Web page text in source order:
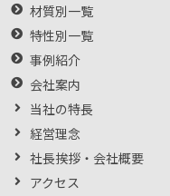
材質別一覧
特性別一覧
事例紹介
会社案内
当社の特長
経営理念
社長挨拶・会社概要
アクセス